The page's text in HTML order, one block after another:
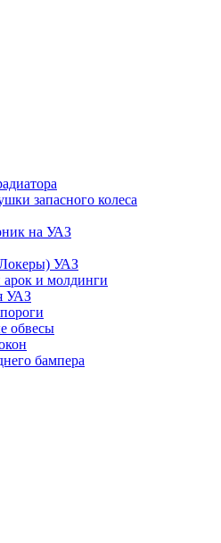
запасного колеса
на УАЗ
УАЗ
и молдинги
УАЗ
обвесы
бампера